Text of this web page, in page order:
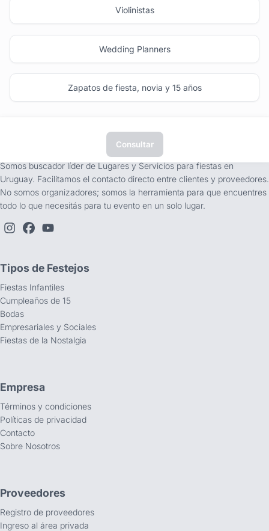
Violinistas
Wedding Planners
Zapatos de fiesta, novia y 15 años
Consultar
Somos buscador líder de Lugares y Servicios para fiestas en
Uruguay. Facilitamos el contacto directo entre clientes y proveedores.
No somos organizadores; somos la herramienta para que encuentres
todo lo que necesitás para tu evento en un solo lugar.
Tipos de Festejos
Fiestas Infantiles
Cumpleaños de 15
Bodas
Empresariales y Sociales
Fiestas de la Nostalgia
Empresa
Términos y condiciones
Políticas de privacidad
Contacto
Sobre Nosotros
Proveedores
Registro de proveedores
Ingreso al área privada